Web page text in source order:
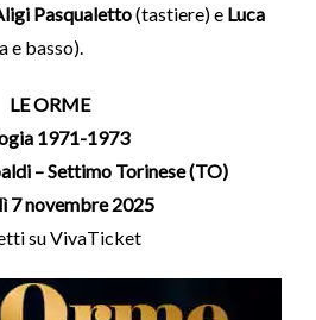
Pasqualetto(tastiere) e Luca
e basso).
LE ORME
1971-1973
– Settimo Torinese (TO)
7 novembre 2025
su VivaTicket